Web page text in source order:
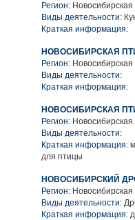
Регион: Новосибирская
Виды деятельности:
Краткая информация:
НОВОСИБИРСКАЯ
Регион: Новосибирская
Виды деятельности:
Краткая информация:
НОВОСИБИРСКАЯ
Регион: Новосибирская
Виды деятельности:
Краткая информация:
для птицы
НОВОСИБИРСКИЙ
Регион: Новосибирская
Виды деятельности:
Краткая информация: